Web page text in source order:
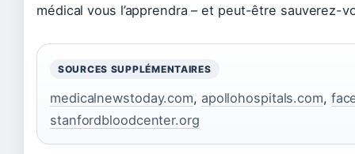
médical vous l’apprendra – et peut-être sauverez-
SOURCES SUPPLÉMENTAIRES
medicalnewstoday.com, apollohospitals.com,
stanfordbloodcenter.org